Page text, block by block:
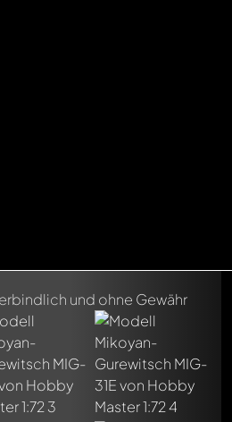
und ohne Gewähr